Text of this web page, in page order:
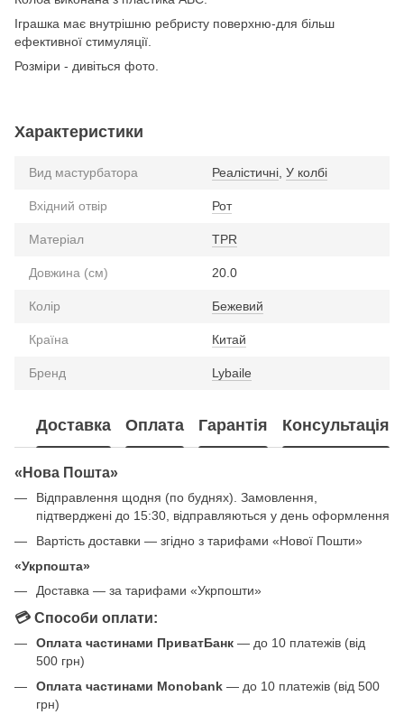
Іграшка має внутрішню ребристу поверхню-для більш
ефективної стимуляції.
Розміри - дивіться фото.
Характеристики
Вид мастурбатора Реалістичні У колбі
Вхідний отвір Рот
Матеріал TPR
Довжина (см) 20.0
Колір Бежевий
Країна Китай
Бренд Lybaile
Доставка Оплата Гарантія Консультація
«Нова Пошта»
Відправлення щодня (по буднях). Замовлення,
підтверджені до 15:30, відправляються у день оформлення
Вартість доставки — згідно з тарифами «Нової Пошти»
«Укрпошта»
Доставка — за тарифами «Укрпошти»
💳 Способи оплати:
Оплата частинами ПриватБанк — до 10 платежів (від
500 грн)
Оплата частинами Monobank — до 10 платежів (від 500
грн)